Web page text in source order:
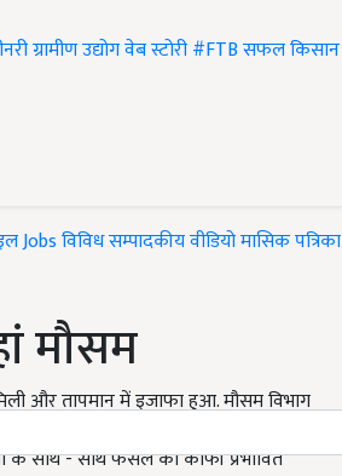
ग्रामीण उद्योगवेब स्टोरी#FTBसफल किसान
Jobsविविधसम्पादकीयवीडियोमासिक पत्रिका
मौसम
और तापमान में इजाफा हुआ. मौसम विभाग
के साथ - साथ फसल को काफी प्रभावित